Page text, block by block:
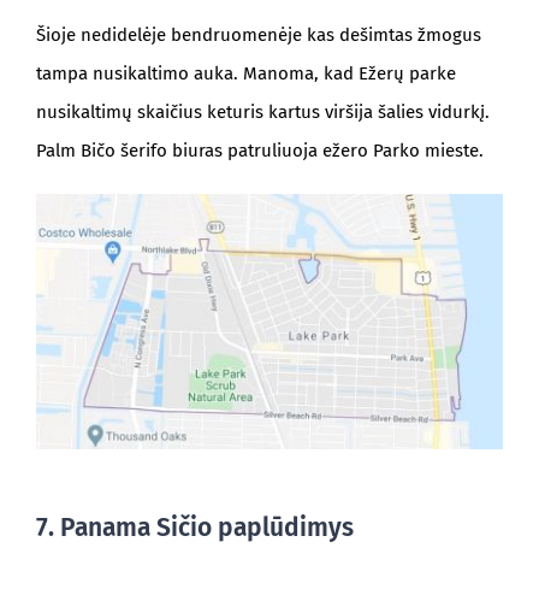
Šioje nedidelėje bendruomenėje kas dešimtas žmogus
tampa nusikaltimo auka. Manoma, kad Ežerų parke
nusikaltimų skaičius keturis kartus viršija šalies vidurkį.
Palm Bičo šerifo biuras patruliuoja ežero Parko mieste.
7. Panama Sičio paplūdimys